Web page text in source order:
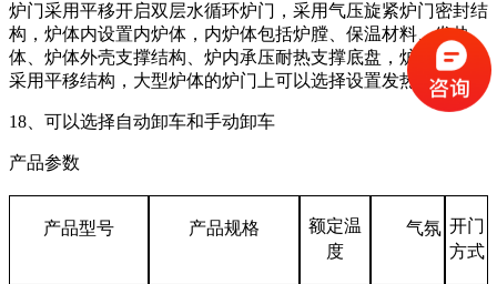
炉门采用平移开启双层水循环炉门，采用气压旋紧炉门密封结
构，炉体内设置内炉体，内炉体包括炉膛、保温材料、发热
体、炉体外壳支撑结构、炉内承压耐热支撑底盘，炉体的炉门
采用平移结构，大型炉体的炉门上可以选择设置发热体。
18、可以选择自动卸车和手动卸车
产品参数
产品型号 产品规格
额定温
度
气氛 开门
方式